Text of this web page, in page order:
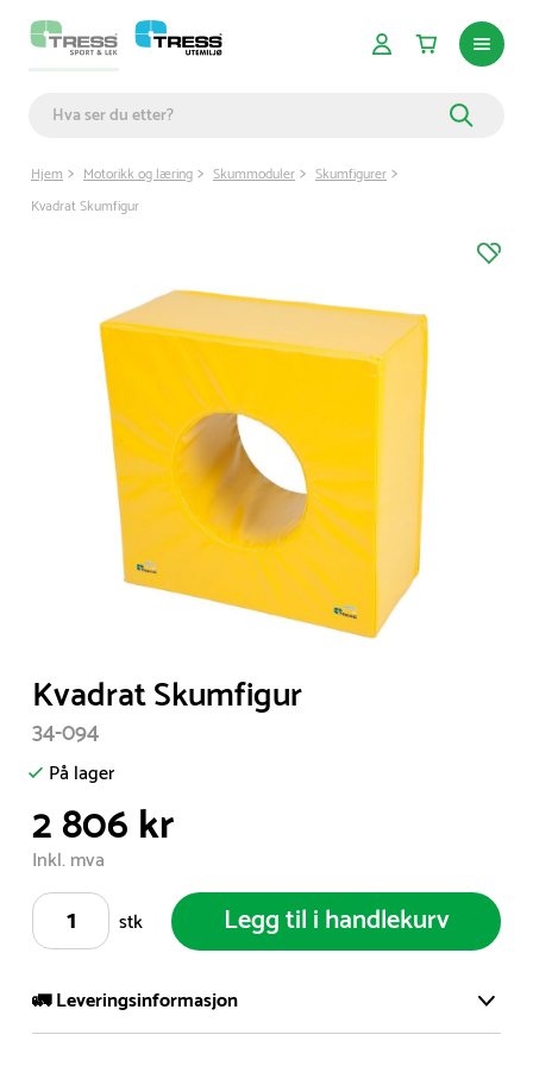
Hjem Motorikk og læring Skummoduler
Skumfigurer
Kvadrat Skumfigur
Item
1
of
1
Kvadrat Skumfigur
34-094
På lager
2 806 kr
Inkl. mva
stk
Legg til i handlekurv
🚛 Leveringsinformasjon